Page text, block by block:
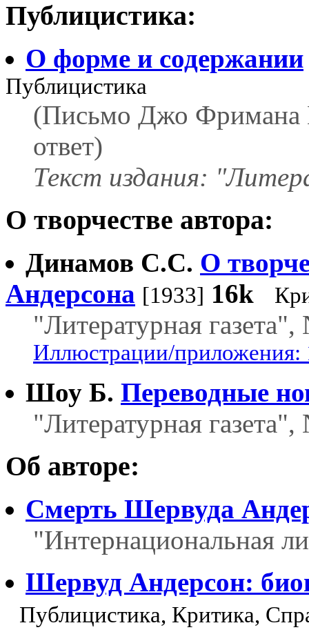
Публицистика:
О форме и содержании
Публицистика
(Письмо Джо Фримана
ответ)
Текст издания:
О творчестве автора:
Динамов С.С. О
Андерсона [1933] 16k
"Литературная
Иллюстрации/приложения:
Шоу Б. Переводные
"Литературная
Об авторе:
Смерть Шервуда
"Интернациональная
Шервуд Андерсон:
Публицистика, Критика,